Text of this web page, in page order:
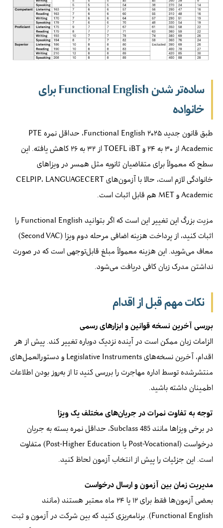
ساده‌تر شدن Functional English برای
خانواده
طبق قانون جدید Functional English ۲۰۲۵، حداقل نمره PTE
Academic از ۳۰ به ۲۴ و TOEFL iBT از ۳۲ به ۲۶ کاهش یافته. این
سطح که معمولاً برای متقاضیان ثانویه مثل همسر در ویزاهای
خانوادگی لازم است، حالا با آزمون‌های CELPIP، LANGUAGECERT
Academic و MET هم قابل اثبات است.
مزیت بزرگ این تغییر این است که اگر بتوانید Functional English را
اثبات کنید، از پرداخت هزینه اضافی مرحله دوم ویزا (Second VAC)
معاف می‌شوید. این هزینه معمولاً مبلغ قابل‌توجهی است که در صورت
نداشتن مدرک زبان کافی دریافت می‌شود.
نکات مهم قبل از اقدام
بررسی آخرین نسخه قوانین و ابزارهای رسمی
الزامات زبان ممکن است در آینده نزدیک دوباره تغییر کند. پیش از هر
اقدام، آخرین نسخه‌های Legislative Instruments و دستورالعمل‌های
منتشرشده توسط اداره مهاجرت را بررسی کنید تا از به‌روز بودن اطلاعات
اطمینان داشته باشید.
توجه به تفاوت نمرات در جریان‌های مختلف یک ویزا
در برخی ویزاها مانند Subclass 485، حداقل نمره بسته به جریان
درخواست (Post-Vocational یا Post-Higher Education) متفاوت
است. این جزئیات را پیش از انتخاب آزمون لحاظ کنید.
مدیریت زمان بین آزمون و ارسال درخواست
بعضی آزمون‌ها فقط برای ۱۲ یا ۲۴ ماه معتبر هستند (مانند
Functional English). برنامه‌ریزی کنید که بین شرکت در آزمون و ثبت